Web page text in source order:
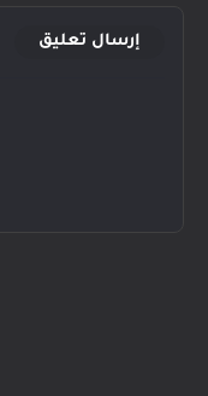
إرسال تعليق